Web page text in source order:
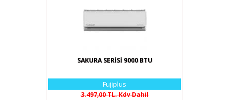
SAKURA SERİSİ 9000 BTU
Fujiplus
3.497,00 TL. Kdv Dahil